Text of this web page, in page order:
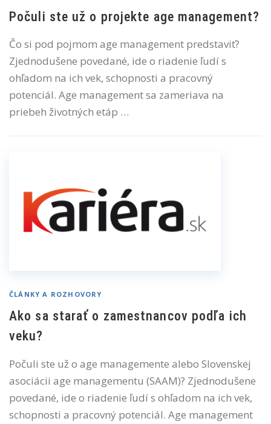
Počuli ste už o projekte age management?
Čo si pod pojmom age management predstaviť?
Zjednodušene povedané, ide o riadenie ľudí s
ohľadom na ich vek, schopnosti a pracovný
potenciál. Age management sa zameriava na
priebeh životných etáp …
ČLÁNKY A ROZHOVORY
Ako sa starať o zamestnancov podľa ich
veku?
Počuli ste už o age managemente alebo Slovenskej
asociácii age managementu (SAAM)? Zjednodušene
povedané, ide o riadenie ľudí s ohľadom na ich vek,
schopnosti a pracovný potenciál. Age management